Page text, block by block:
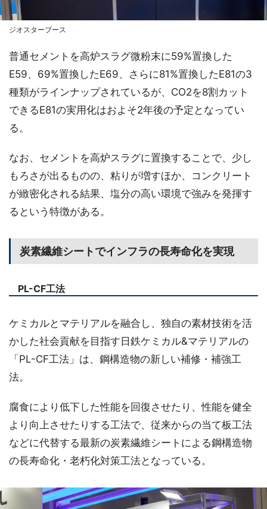
ジオスターブース
普通セメントを高炉スラグ微粉末に59%置換した
E59、69%置換したE69、さらに81%置換したE81の3
種類がラインナップされているが、CO2を8割カット
できるE81の実用化はおよそ2年後の予定となってい
る。
なお、セメントを高炉スラグに置換することで、少し
もろさが出るものの、粘りが増すほか、コンクリート
が緻密化される結果、塩分の高い環境で強みを発揮す
るという特徴がある。
炭素繊維シートでインフラの長寿命化を実現
PL-CF工法
ケミカルとマテリアルを融合し、独自の素材技術を活
かした社会貢献を目指す日鉄ケミカル&マテリアルの
「PL-CF工法」は、鋼構造物の新しい補修・補強工
法。
腐食により低下した性能を回復させたり、性能を健全
より向上させたりする工法で、従来からの当て板工法
などに代替する最新の炭素繊維シートによる鋼構造物
の長寿命化・老朽化対策工法となっている。